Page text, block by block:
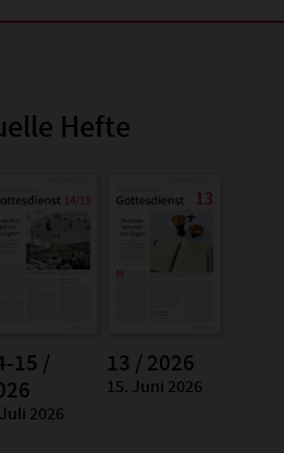
Hefte
15 /
2026
13 / 2026
:
15. Juni 2026